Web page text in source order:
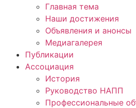
Главная тема
Наши достижения
Объявления и анонсы
Медиагалерея
Публикации
Ассоциация
История
Руководство НАПП
Профессиональные